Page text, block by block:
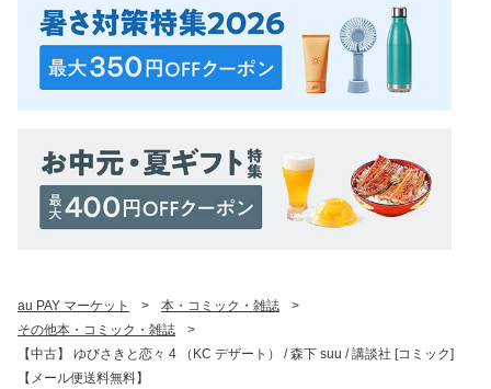
au PAY マーケット > 本・コミック・雑誌
>
その他本・コミック・雑誌
>
【中古】 ゆびさきと恋々 4 （KC デザート） / 森下 suu / 講談社 [コミック]
【メール便送料無料】